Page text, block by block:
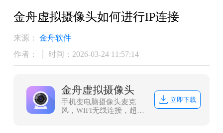
金舟虚拟摄像头如何进行IP连接
来源：
金舟软件
作者：
时间：2026-03-24 11:57:14
金舟虚拟摄像头
手机变电脑摄像头麦克
风，WIFI无线连接，超低
立即下载